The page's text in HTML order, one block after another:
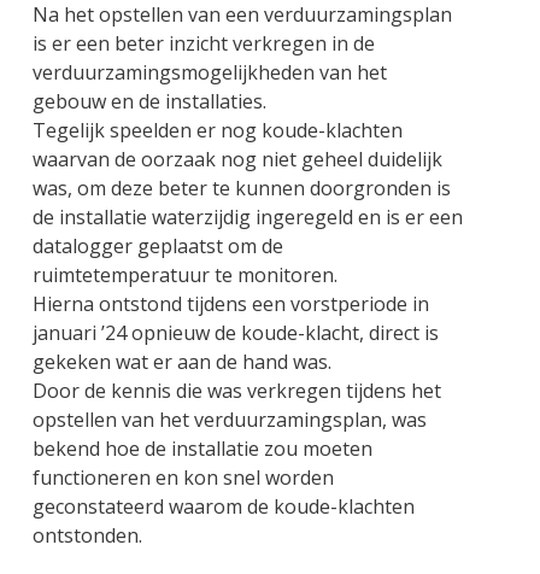
Na het opstellen van een verduurzamingsplan
is er een beter inzicht verkregen in de
verduurzamingsmogelijkheden van het
gebouw en de installaties.
Tegelijk speelden er nog koude-klachten
waarvan de oorzaak nog niet geheel duidelijk
was, om deze beter te kunnen doorgronden is
de installatie waterzijdig ingeregeld en is er een
datalogger geplaatst om de
ruimtetemperatuur te monitoren.
Hierna ontstond tijdens een vorstperiode in
januari ’24 opnieuw de koude-klacht, direct is
gekeken wat er aan de hand was.
Door de kennis die was verkregen tijdens het
opstellen van het verduurzamingsplan, was
bekend hoe de installatie zou moeten
functioneren en kon snel worden
geconstateerd waarom de koude-klachten
ontstonden.